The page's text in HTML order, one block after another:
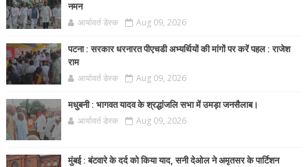
नमन
आर्यावर्त डेस्क Aug 09, 2026
पटना : सरकार धरनारत पीएचडी अभ्यर्थियों की मांगों पर करें पहल : राजेश
राम
आर्यावर्त डेस्क Aug 09, 2026
मधुबनी : भागवत यादव के श्रद्धांजलि सभा में उमड़ा जनसैलाब।
आर्यावर्त डेस्क Aug 09, 2026
मुंबई : बंटवारे के दर्द को किया याद, सनी देओल ने अमृतसर के पार्टिशन